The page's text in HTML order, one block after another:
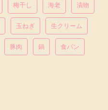
梅干し 海老 漬物
玉ねぎ 生クリーム
豚肉 鍋 食パン